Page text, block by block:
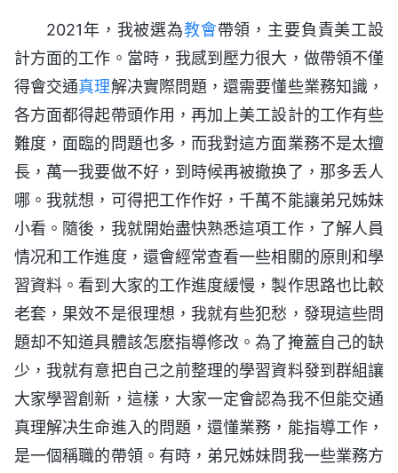
2021年，我被選為教會帶領，主要負責美工設
計方面的工作。當時，我感到壓力很大，做帶領不僅
得會交通真理解决實際問題，還需要懂些業務知識，
各方面都得起帶頭作用，再加上美工設計的工作有些
難度，面臨的問題也多，而我對這方面業務不是太擅
長，萬一我要做不好，到時候再被撤换了，那多丢人
哪。我就想，可得把工作作好，千萬不能讓弟兄姊妹
小看。隨後，我就開始盡快熟悉這項工作，了解人員
情况和工作進度，還會經常查看一些相關的原則和學
習資料。看到大家的工作進度緩慢，製作思路也比較
老套，果效不是很理想，我就有些犯愁，發現這些問
題却不知道具體該怎麽指導修改。為了掩蓋自己的缺
少，我就有意把自己之前整理的學習資料發到群組讓
大家學習創新，這樣，大家一定會認為我不但能交通
真理解决生命進入的問題，還懂業務，能指導工作，
是一個稱職的帶領。有時，弟兄姊妹問我一些業務方